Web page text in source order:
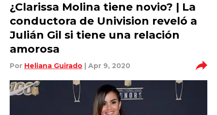
¿Clarissa Molina tiene novio? | La
conductora de Univision reveló a
Julián Gil si tiene una relación
amorosa
Por Heliana Guirado | Apr 9, 2020